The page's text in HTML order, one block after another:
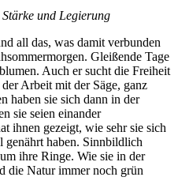
und Legierung
all das, was damit verbunden
Gleißende Tage
Auch er sucht die Freiheit
Arbeit mit der Säge, ganz
haben sie sich dann in der
sie seien einander
ihnen gezeigt, wie sehr sie sich
genährt haben. Sinnbildlich
ihre Ringe. Wie sie in der
die Natur immer noch grün